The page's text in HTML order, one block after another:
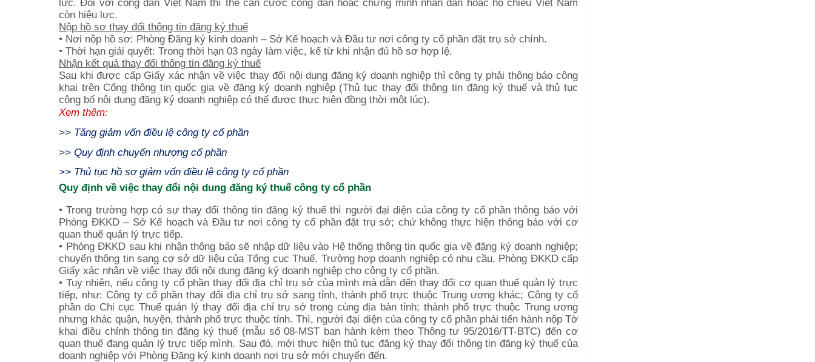
còn hiệu lực.
Nộp hồ sơ thay đổi thông tin đăng ký thuế
• Nơi nộp hồ sơ: Phòng Đăng ký kinh doanh – Sở Kế hoạch và Đầu tư nơi công ty cổ phần đặt trụ sở chính.
• Thời hạn giải quyết: Trong thời hạn 03 ngày làm việc, kể từ khi nhận đủ hồ sơ hợp lệ.
Nhận kết quả thay đổi thông tin đăng ký thuế
Sau khi được cấp Giấy xác nhận về việc thay đổi nội dung đăng ký doanh nghiệp thì công ty phải thông báo công
khai trên Cổng thông tin quốc gia về đăng ký doanh nghiệp (Thủ tục thay đổi thông tin đăng ký thuế và thủ tục
công bố nội dung đăng ký doanh nghiệp có thể được thực hiện đồng thời một lúc).
Xem thêm:
>> Tăng giảm vốn điều lệ công ty cổ phần
>> Quy định chuyển nhượng cổ phần
>> Thủ tục hồ sơ giảm vốn điều lệ công ty cổ phần
Quy định về việc thay đổi nội dung đăng ký thuế công ty cổ phần
• Trong trường hợp có sự thay đổi thông tin đăng ký thuế thì người đại diện của công ty cổ phần thông báo với
Phòng ĐKKD – Sở Kế hoạch và Đầu tư nơi công ty cổ phần đặt trụ sở; chứ không thực hiện thông báo với cơ
quan thuế quản lý trực tiếp.
• Phòng ĐKKD sau khi nhận thông báo sẽ nhập dữ liệu vào Hệ thống thông tin quốc gia về đăng ký doanh nghiệp;
chuyển thông tin sang cơ sở dữ liệu của Tổng cục Thuế. Trường hợp doanh nghiệp có nhu cầu, Phòng ĐKKD cấp
Giấy xác nhận về việc thay đổi nội dung đăng ký doanh nghiệp cho công ty cổ phần.
• Tuy nhiên, nếu công ty cổ phần thay đổi địa chỉ trụ sở của mình mà dẫn đến thay đổi cơ quan thuế quản lý trực
tiếp, như: Công ty cổ phần thay đổi địa chỉ trụ sở sang tỉnh, thành phố trực thuộc Trung ương khác; Công ty cổ
phần do Chi cục Thuế quản lý thay đổi địa chỉ trụ sở trong cùng địa bàn tỉnh; thành phố trực thuộc Trung ương
nhưng khác quận, huyện, thành phố trực thuộc tỉnh. Thì, người đại diện của công ty cổ phần phải tiến hành nộp Tờ
khai điều chỉnh thông tin đăng ký thuế (mẫu số 08-MST ban hành kèm theo Thông tư 95/2016/TT-BTC) đến cơ
quan thuế đang quản lý trực tiếp mình. Sau đó, mới thực hiện thủ tục đăng ký thay đổi thông tin đăng ký thuế của
doanh nghiệp với Phòng Đăng ký kinh doanh nơi trụ sở mới chuyển đến.